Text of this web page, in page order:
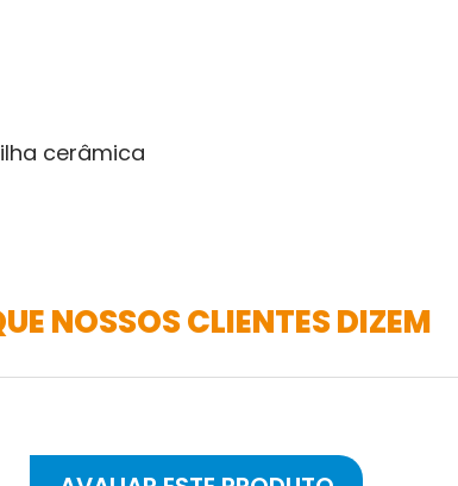
cerâmica
NOSSOS CLIENTES DIZEM